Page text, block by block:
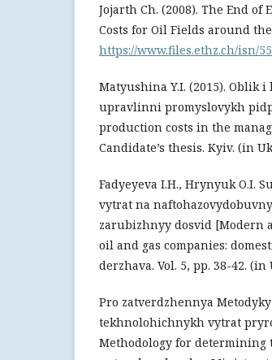
Jojarth Ch. (2008). The End of
Costs for Oil Fields around
https://www.files.ethz.ch/isn/
Matyushina Y.I. (2015). Oblik
upravlinni promyslovykh
production costs in the
Candidate’s thesis. Kyiv. (in
Fadyeyeva I.H., Hrynyuk O.I.
vytrat na
zarubizhnyy dosvid [Modern
oil and gas companies:
derzhava. Vol. 5, pp. 38-42.
Pro zatverdzhennya
tekhnolohichnykh vytrat
Methodology for determining